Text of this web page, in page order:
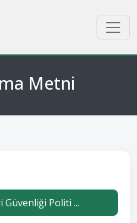
Metni
Politi ...